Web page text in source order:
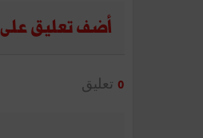
أضف تعليق على
0 تعليق